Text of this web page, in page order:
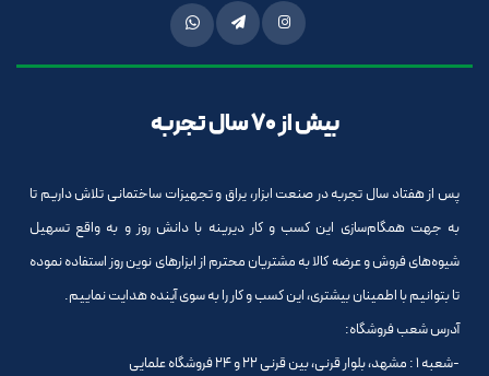
بیش از 70 سال تجربه
پس از هفتاد سال تجربه در صنعت ابزار، یراق و تجهیزات ساختمانی تلاش داریم تا
به جهت همگام‌سازی این کسب و کار دیرینه با دانش روز و به واقع تسهیل
شیوه‌های فروش و عرضه کالا به مشتریان محترم از ابزارهای نوین روز استفاده نموده
تا بتوانیم با اطمینان بیشتری، این کسب و کار را به سوی آینده هدایت نماییم.
آدرس شعب فروشگاه:
-شعبه 1 : مشهد، بلوار قرنی، بین قرنی 22 و 24 فروشگاه علمایی